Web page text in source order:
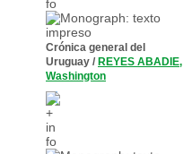
Crónica general del
Uruguay / REYES ABADIE,
Washington